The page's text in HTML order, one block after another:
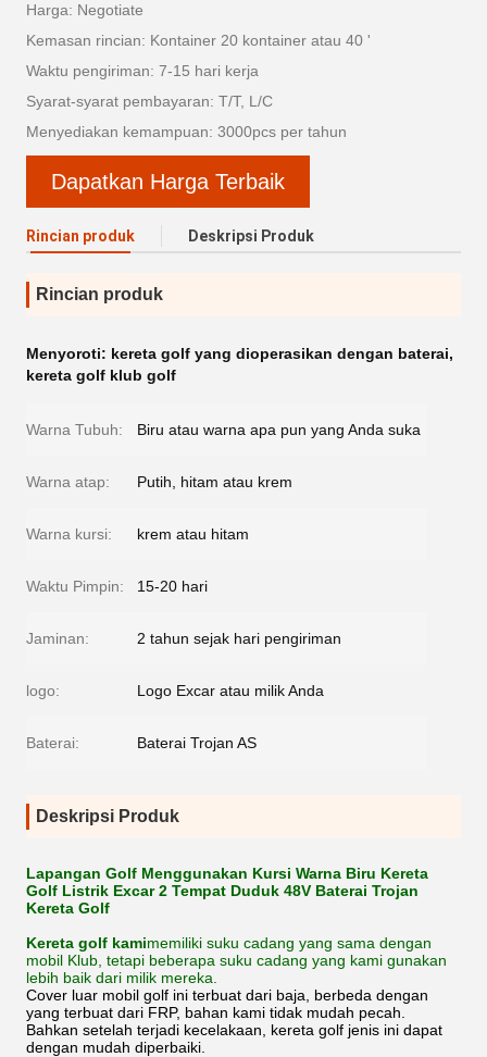
Harga: Negotiate
Kemasan rincian: Kontainer 20 kontainer atau 40 '
Waktu pengiriman: 7-15 hari kerja
Syarat-syarat pembayaran: T/T, L/C
Menyediakan kemampuan: 3000pcs per tahun
Dapatkan Harga Terbaik
Rincian produk Deskripsi Produk
Rincian produk
Menyoroti: kereta golf yang dioperasikan dengan baterai,
kereta golf klub golf
Warna Tubuh: Biru atau warna apa pun yang Anda suka
Warna atap: Putih, hitam atau krem
Warna kursi: krem atau hitam
Waktu Pimpin: 15-20 hari
Jaminan: 2 tahun sejak hari pengiriman
logo: Logo Excar atau milik Anda
Baterai: Baterai Trojan AS
Deskripsi Produk
Lapangan Golf Menggunakan Kursi Warna Biru Kereta
Golf Listrik Excar 2 Tempat Duduk 48V Baterai Trojan
Kereta Golf
Kereta golf kamimemiliki suku cadang yang sama dengan
mobil Klub, tetapi beberapa suku cadang yang kami gunakan
lebih baik dari milik mereka.
Cover luar mobil golf ini terbuat dari baja, berbeda dengan
yang terbuat dari FRP, bahan kami tidak mudah pecah.
Bahkan setelah terjadi kecelakaan, kereta golf jenis ini dapat
dengan mudah diperbaiki.